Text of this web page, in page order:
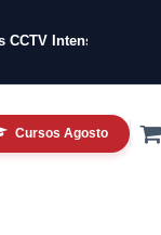
Intensivos de
Cursos Agosto